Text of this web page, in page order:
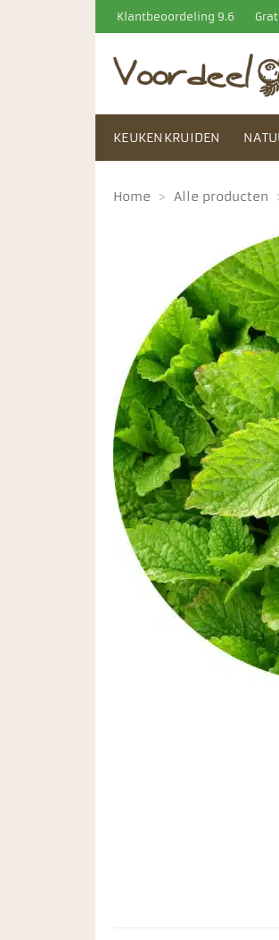
naar
inhoud
Klantbeoordeling 9.6
KEUKENKRUIDEN
Home > Alle producten